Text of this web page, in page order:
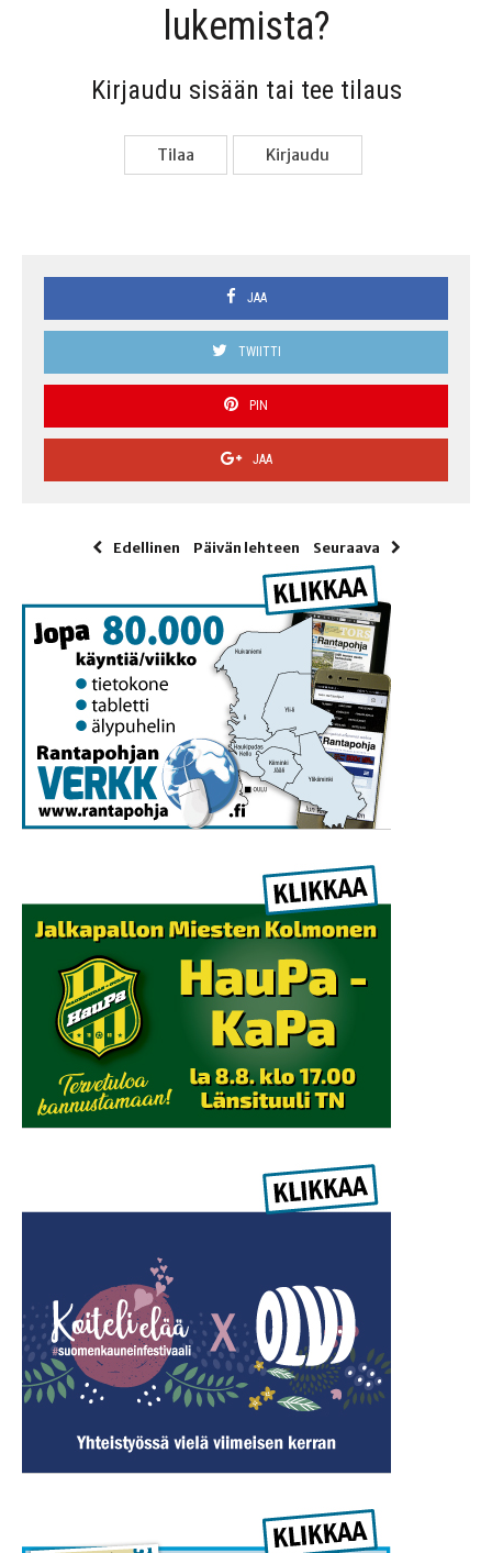
lukemista?
Kir­jau­du sisään tai tee tilaus
Tilaa Kir­jau­du
JAA
TWIITTI
PIN
JAA
Edellinen Päivän lehteen Seuraava